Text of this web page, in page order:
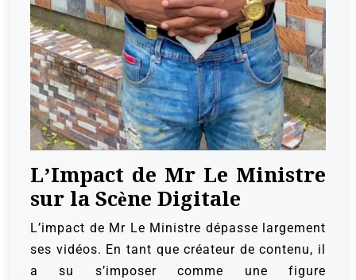
L’Impact de Mr Le Ministre
sur la Scène Digitale
L’impact de Mr Le Ministre dépasse largement
ses vidéos. En tant que créateur de contenu, il
a su s’imposer comme une figure